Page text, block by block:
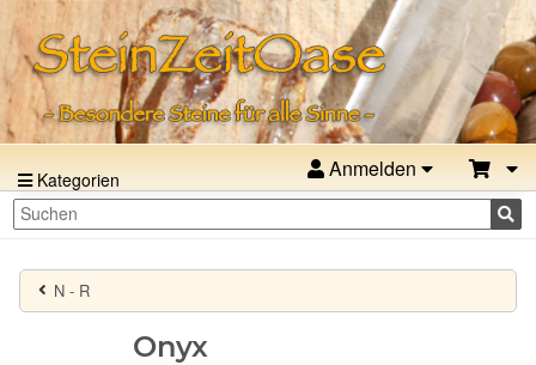
Kategorien Anmelden
N - R
Onyx